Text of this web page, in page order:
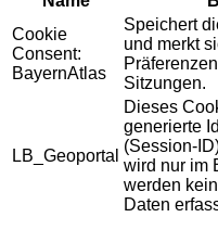
Cookie
Consent:
BayernAtlas
Speichert
und merkt
Sitzungen.
LB_Geoportal
Dieses
generierte
(Session-
wird nur im
werden
Daten